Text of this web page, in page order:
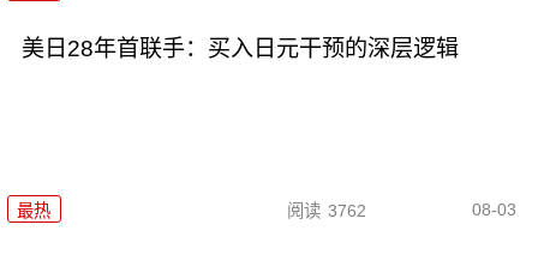
美日28年首联手：买入日元干预的深层逻辑
最热 阅读 3762 08-03